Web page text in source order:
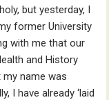
but yesterday, I
former University
with me that our
and History
name was
I have already ‘laid